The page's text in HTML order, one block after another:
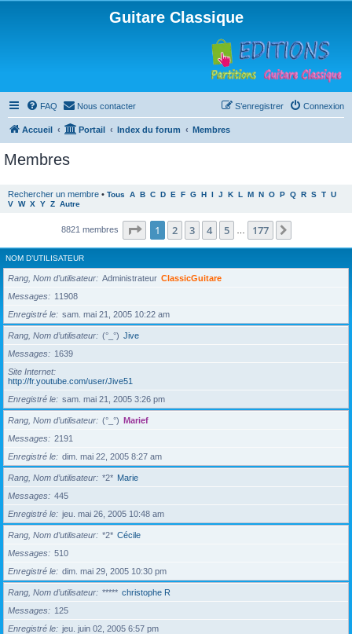
Guitare Classique
FAQ Nous contacter Connexion
S’enregistrer
Accueil Portail Index du forum Membres
Membres
Rechercher un membre • Tous A B C D E F G H I J K L M N O P Q R S T U
V W X Y Z Autre
8821 membres Page 1sur177
1 2 3 4 5 177
NOM D’UTILISATEUR
Rang, Nom d’utilisateur Administrateur ClassicGuitare
Messages
11908
Enregistré le
sam. mai 21, 2005 10:22 am
Rang, Nom d’utilisateur (°_°) Jive
Messages
1639
Site Internet
http://fr.youtube.com/user/Jive51
Enregistré le
sam. mai 21, 2005 3:26 pm
Rang, Nom d’utilisateur (°_°) Marief
Messages
2191
Enregistré le
dim. mai 22, 2005 8:27 am
Rang, Nom d’utilisateur *2* Marie
Messages
445
Enregistré le
jeu. mai 26, 2005 10:48 am
Rang, Nom d’utilisateur *2* Cécile
Messages
510
Enregistré le
dim. mai 29, 2005 10:30 pm
Rang, Nom d’utilisateur ***** christophe R
Messages
125
Enregistré le
jeu. juin 02, 2005 6:57 pm